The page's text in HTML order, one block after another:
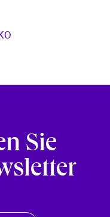
Sie